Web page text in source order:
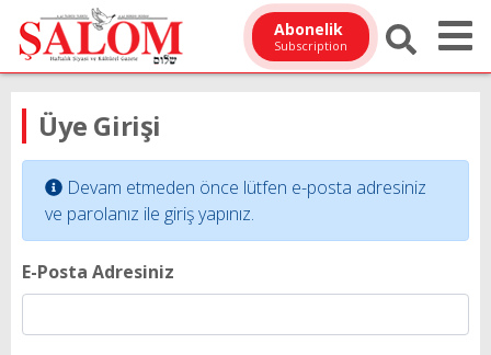
Abonelik
Subscription
Üye Girişi
Devam etmeden önce lütfen e-posta adresiniz
ve parolanız ile giriş yapınız.
E-Posta Adresiniz